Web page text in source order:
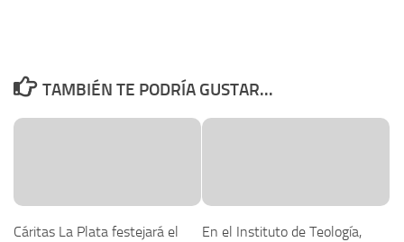
TAMBIÉN TE PODRÍA GUSTAR...
Cáritas La Plata festejará el
En el Instituto de Teología,